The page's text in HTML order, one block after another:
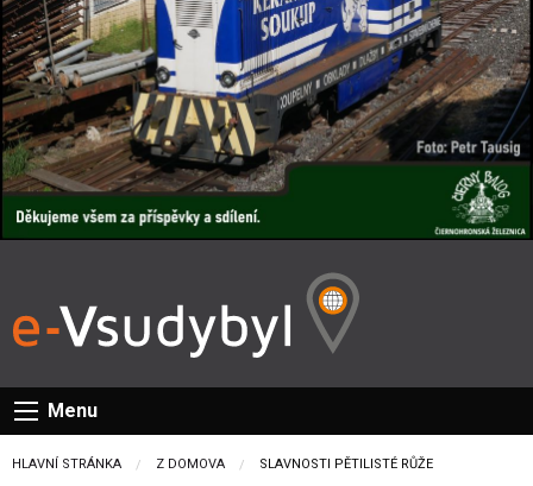
Menu
HLAVNÍ STRÁNKA Z DOMOVA CURRENT:
SLAVNOSTI PĚTILISTÉ RŮŽE